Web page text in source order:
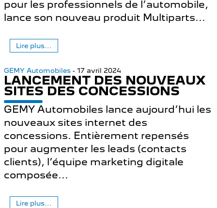
pour les professionnels de l’automobile,
lance son nouveau produit Multiparts...
Lire plus...
GEMY Automobiles - 17 avril 2024
LANCEMENT DES NOUVEAUX
SITES DES CONCESSIONS
GEMY Automobiles lance aujourd’hui les
nouveaux sites internet des
concessions. Entièrement repensés
pour augmenter les leads (contacts
clients), l’équipe marketing digitale
composée...
Lire plus...